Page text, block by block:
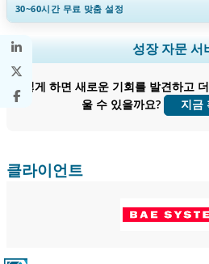
30~60시간무료 맞춤 설정
지역 및 국가 범위 확장, 세그먼트 분석, 기
종 사용자 인사
지금 맞춤
성장 자문 서
어떻게 하면 새로운 기회를 발견하고
울 수 있을까요?
지금
클라이언트